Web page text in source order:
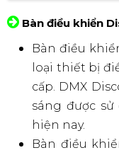
Bàn điều khiển
Bàn điều
loại thiết bị
cấp. DMX
sáng được
hiện nay.
Bàn điều